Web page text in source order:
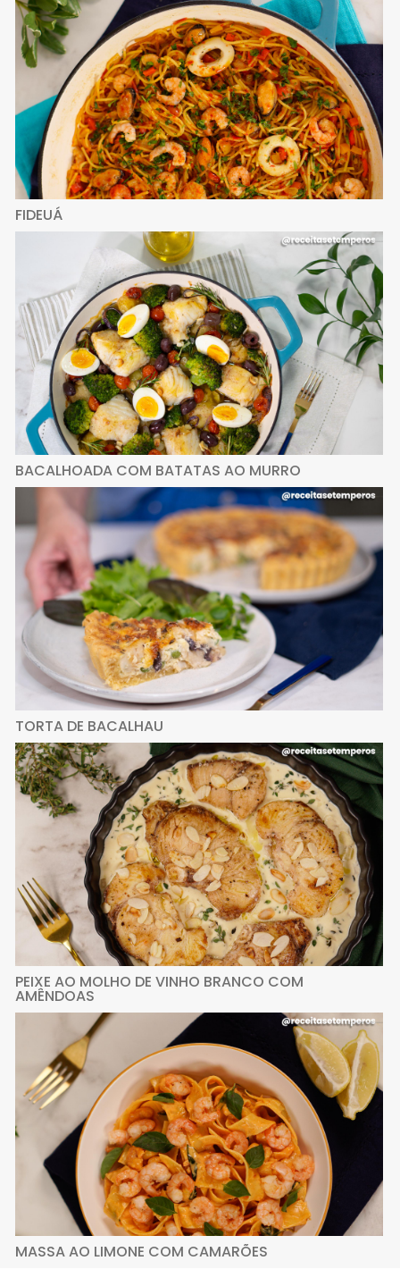
FIDEUÁ
BACALHOADA COM BATATAS AO MURRO
TORTA DE BACALHAU
PEIXE AO MOLHO DE VINHO BRANCO COM
AMÊNDOAS
MASSA AO LIMONE COM CAMARÕES